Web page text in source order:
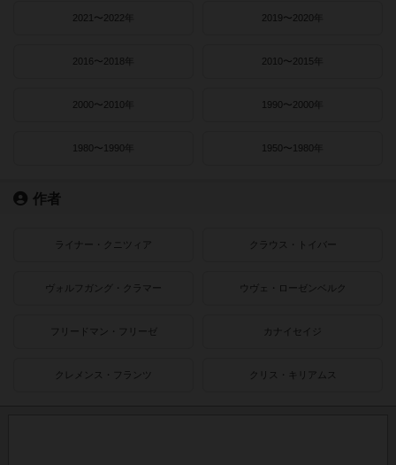
2021〜2022年 2019〜2020年
2016〜2018年 2010〜2015年
2000〜2010年 1990〜2000年
1980〜1990年 1950〜1980年
作者
ライナー・クニツィア クラウス・トイバー
ヴォルフガング・クラマー ウヴェ・ローゼンベルク
フリードマン・フリーゼ カナイセイジ
クレメンス・フランツ クリス・キリアムス